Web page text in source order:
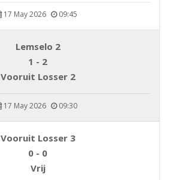
17 May 2026 09:45
Lemselo 2
1 - 2
Vooruit Losser 2
17 May 2026 09:30
Vooruit Losser 3
0 - 0
Vrij